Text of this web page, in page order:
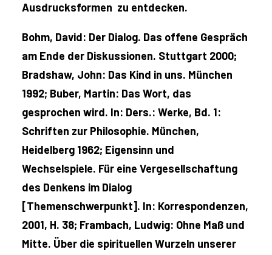
Ausdrucksformen zu entdecken.
Bohm, David: Der Dialog. Das offene Gespräch
am Ende der Diskussionen. Stuttgart 2000;
Bradshaw, John: Das Kind in uns. München
1992; Buber, Martin: Das Wort, das
gesprochen wird. In: Ders.: Werke, Bd. 1:
Schriften zur Philosophie. München,
Heidelberg 1962; Eigensinn und
Wechselspiele. Für eine Vergesellschaftung
des Denkens im Dialog
[Themenschwerpunkt]. In: Korrespondenzen,
2001, H. 38; Frambach, Ludwig: Ohne Maß und
Mitte. Über die spirituellen Wurzeln unserer